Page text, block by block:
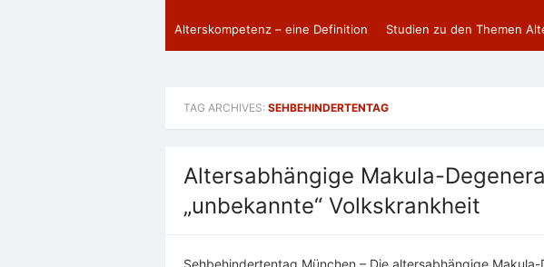
Alterskompetenz – eine Definition Studien zu den Themen
TAG ARCHIVES: SEHBEHINDERTENTAG
Altersabhängige Makula-
„unbekannte“ Volkskrankheit
Sehbehindertentag München – Die altersabhängige